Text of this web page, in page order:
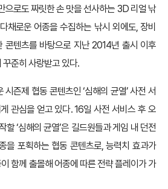
으로도 짜릿한 손 맛을 선사하는 3D 리얼 낚
채로운 어종을 수집하는 낚시 외에도, 장비
콘텐츠를 바탕으로 지난 2014년 출시 이후
준히 사랑받고 있다.
즌제 협동 콘텐츠인 ‘심해의 균열’ 사전 서
관심을 얻고 있다. 16일 사전 서비스 후 오
‘심해의 균열’은 길드원들과 게임 내 던전
을 포획하는 협동 콘텐츠로, 능력치 효과가
함께 출몰해 어종에 따른 전략 플레이가 가